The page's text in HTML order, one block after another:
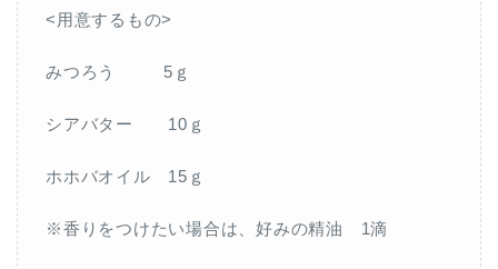
<用意するもの>
みつろう 5ｇ
シアバター 10ｇ
ホホバオイル 15ｇ
※香りをつけたい場合は、好みの精油 1滴